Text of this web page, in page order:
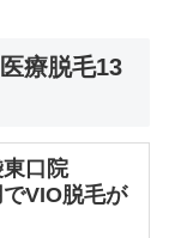
療脱毛13
口院
VIO脱毛が